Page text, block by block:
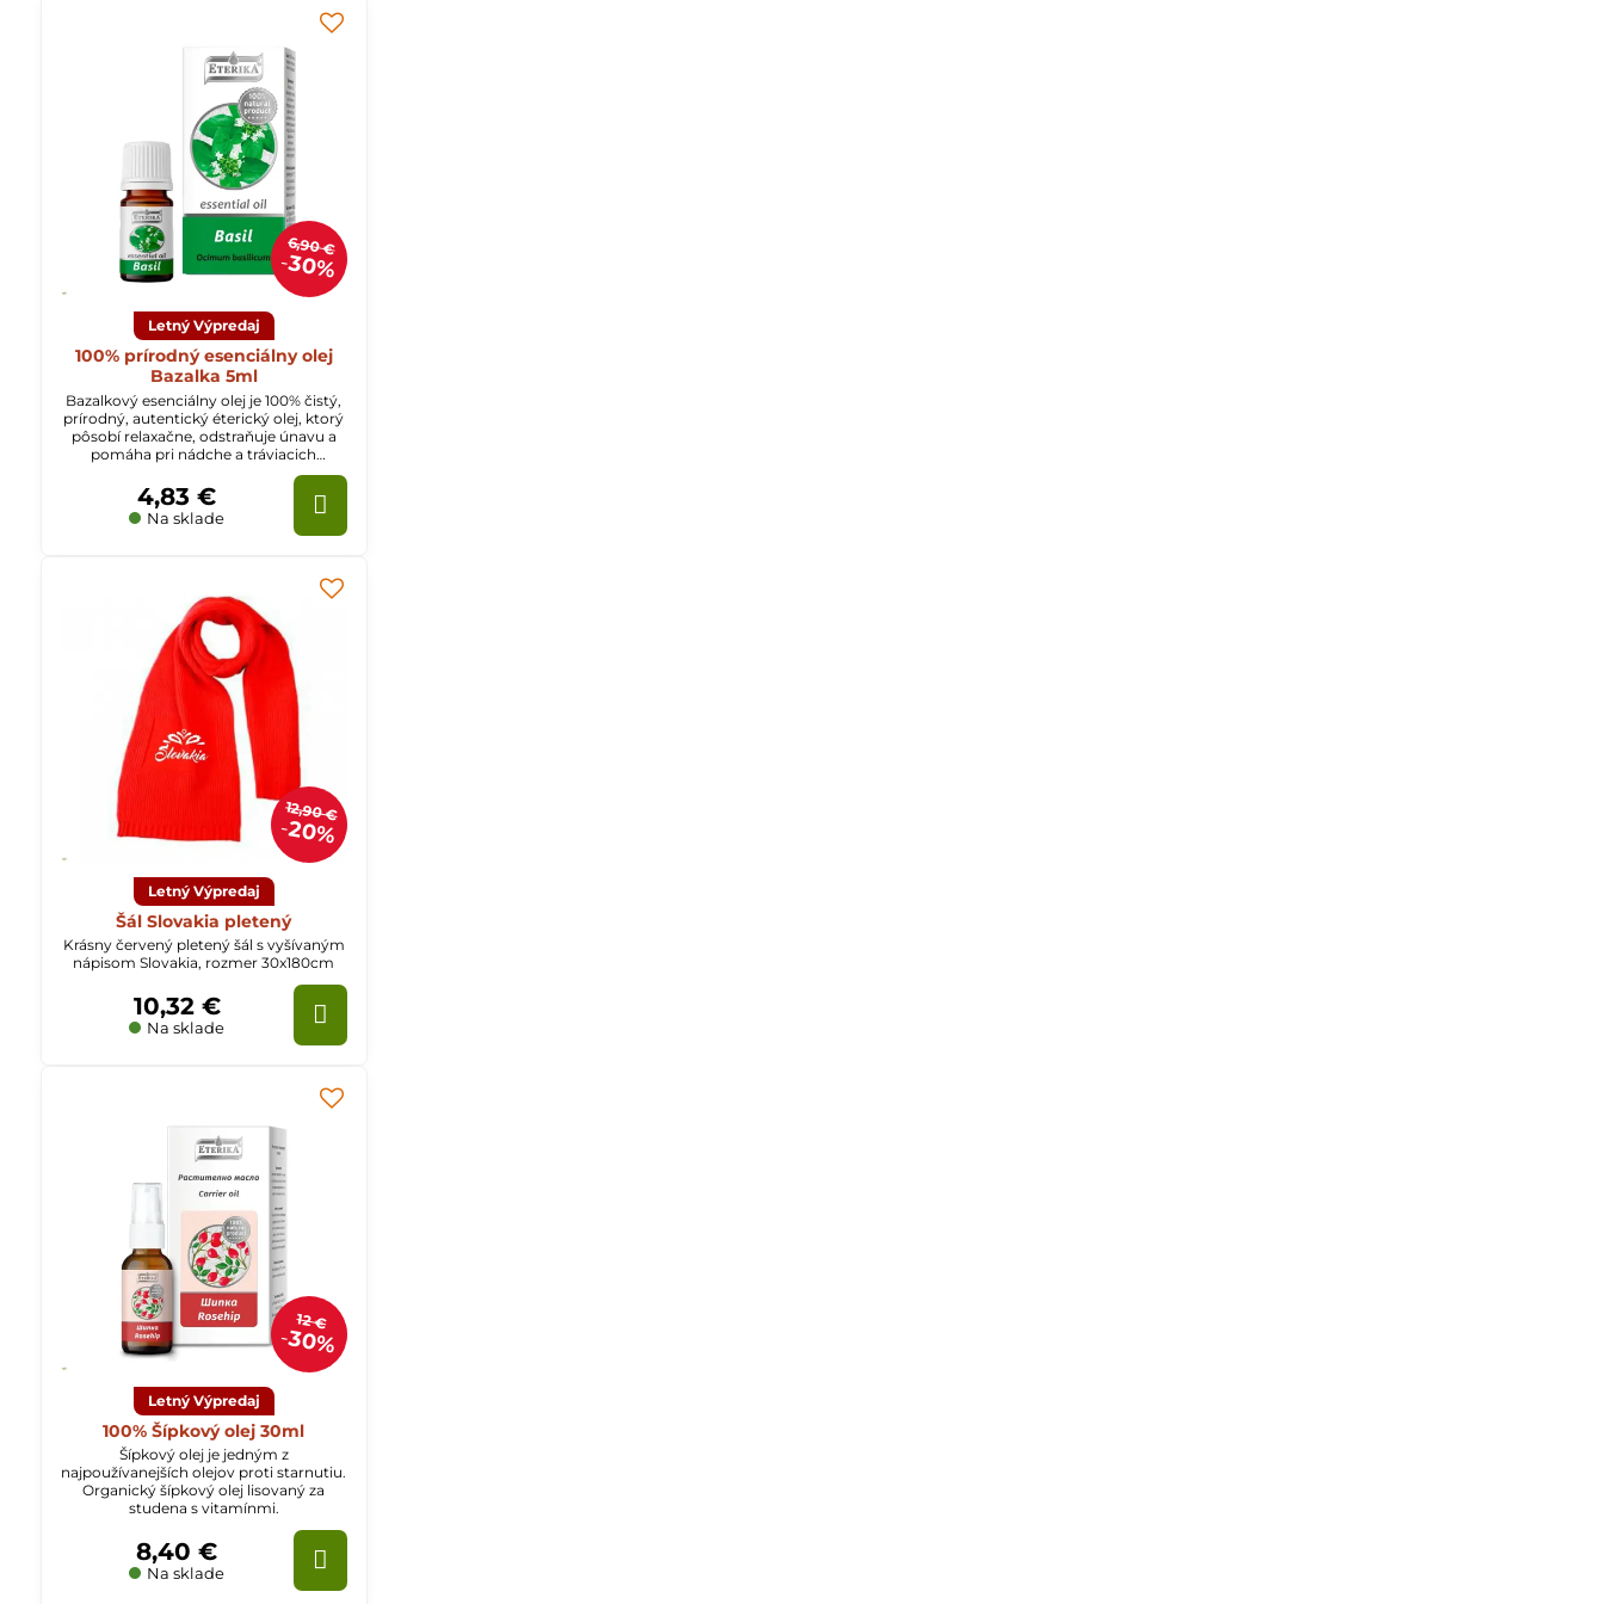
6,90 €
30%
Letný Výpredaj
100% prírodný esenciálny olej
Bazalka 5ml
Bazalkový esenciálny olej je 100% čistý,
prírodný, autentický éterický olej, ktorý
pôsobí relaxačne, odstraňuje únavu a
pomáha pri nádche a tráviacich
Na sklade
4,83 €
12,90 €
20%
Letný Výpredaj
Šál Slovakia pletený
Krásny červený pletený šál s vyšívaným
nápisom Slovakia, rozmer 30x180cm
Na sklade
10,32 €
12 €
30%
Letný Výpredaj
100% Šípkový olej 30ml
Šípkový olej je jedným z
najpoužívanejších olejov proti starnutiu.
Organický šípkový olej lisovaný za
studena s vitamínmi.
Na sklade
8,40 €